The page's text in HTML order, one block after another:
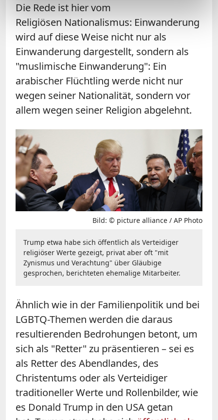
Die Rede ist hier vom
Religiösen Nationalismus: Einwanderung
wird auf diese Weise nicht nur als
Einwanderung dargestellt, sondern als
"muslimische Einwanderung": Ein
arabischer Flüchtling werde nicht nur
wegen seiner Nationalität, sondern vor
allem wegen seiner Religion abgelehnt.
Bild: © picture alliance / AP Photo
Trump etwa habe sich öffentlich als Verteidiger
religiöser Werte gezeigt, privat aber oft "mit
Zynismus und Verachtung" über Gläubige
gesprochen, berichteten ehemalige Mitarbeiter.
Ähnlich wie in der Familienpolitik und bei
LGBTQ-Themen werden die daraus
resultierenden Bedrohungen betont, um
sich als "Retter" zu präsentieren – sei es
als Retter des Abendlandes, des
Christentums oder als Verteidiger
traditioneller Werte und Rollenbilder, wie
es Donald Trump in den USA getan